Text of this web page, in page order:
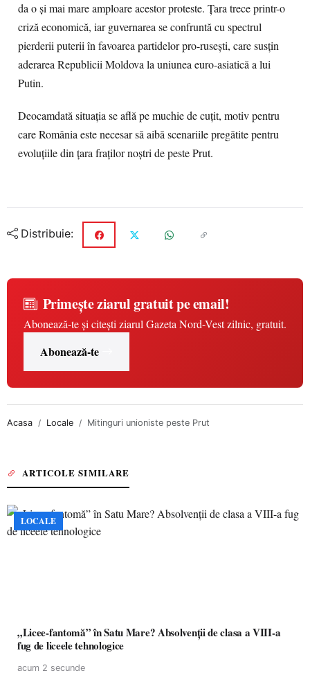
da o şi mai mare amploare acestor proteste. Ţara trece printr-o
criză economică, iar guvernarea se confruntă cu spectrul
pierderii puterii în favoarea partidelor pro-ruseşti, care susţin
aderarea Republicii Moldova la uniunea euro-asiatică a lui
Putin.
Deocamdată situaţia se află pe muchie de cuţit, motiv pentru
care România este necesar să aibă scenariile pregătite pentru
evoluţiile din ţara fraţilor noştri de peste Prut.
Distribuie:
Primește ziarul gratuit pe email!
Abonează-te și citești ziarul Gazeta Nord-Vest zilnic, gratuit.
Abonează-te
Acasa Locale Mitinguri unioniste peste Prut
ARTICOLE SIMILARE
LOCALE
„Licee-fantomă” în Satu Mare? Absolvenții de clasa a VIII-a
fug de liceele tehnologice
acum 2 secunde